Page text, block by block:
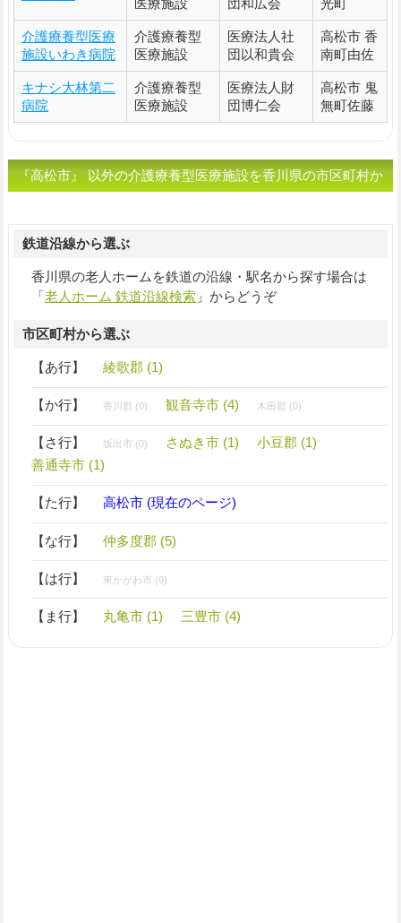
医療施設 団和広会 光町
介護療養型医療
施設いわき病院
介護療養型
医療施設
医療法人社
団以和貴会
高松市 香
南町由佐
キナシ大林第二
病院
介護療養型
医療施設
医療法人財
団博仁会
高松市 鬼
無町佐藤
『高松市』 以外の介護療養型医療施設を香川県の市区町村か
鉄道沿線から選ぶ
香川県の老人ホームを鉄道の沿線・駅名から探す場合は
「老人ホーム 鉄道沿線検索」からどうぞ
市区町村から選ぶ
【あ行】 綾歌郡 (1)
【か行】 香川郡 (0) 観音寺市 (4) 木田郡 (0)
【さ行】 坂出市 (0) さぬき市 (1)
小豆郡 (1)
善通寺市 (1)
【た行】 高松市 (現在のページ)
【な行】 仲多度郡 (5)
【は行】 東かがわ市 (0)
【ま行】 丸亀市 (1) 三豊市 (4)